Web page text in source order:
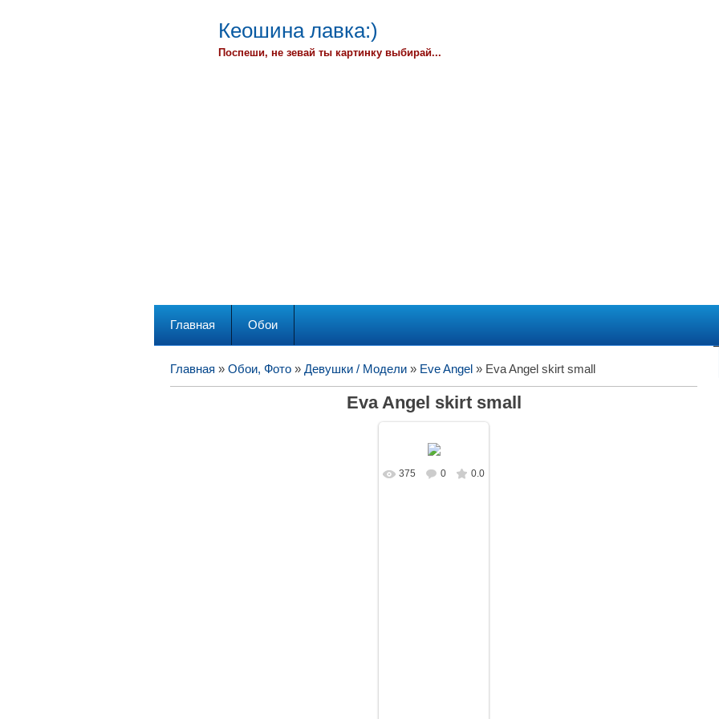
Кеошина лавка:)
Поспеши, не зевай ты картинку выбирай...
Главная Обои
Главная » Обои, Фото » Девушки / Модели » Eve Angel » Eva Angel skirt small
Eva Angel skirt small
В реальном
375 0 0.0